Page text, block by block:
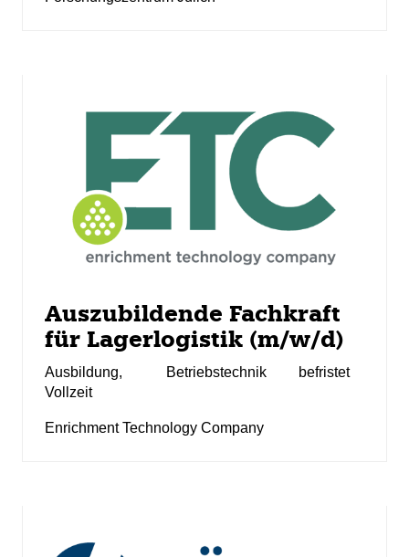
Auszubildende Fachkraft
für Lagerlogistik (m/w/d)
Ausbildung,
Vollzeit
Betriebstechnik befristet
Enrichment Technology Company